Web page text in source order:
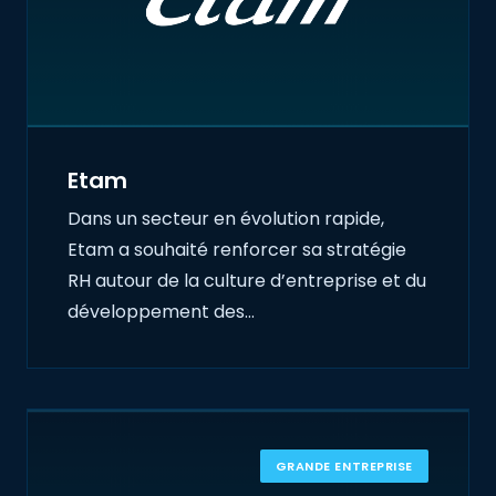
Etam
Dans un secteur en évolution rapide,
Etam a souhaité renforcer sa stratégie
RH autour de la culture d’entreprise et du
développement des…
GRANDE ENTREPRISE